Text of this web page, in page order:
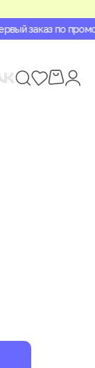
заказ по